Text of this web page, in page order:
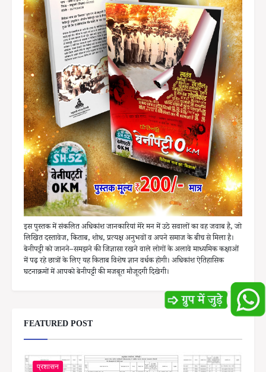
इस पुस्तक में संकलित अधिकांश जानकारियां मेरे मन में उठे सवालों का वह जवाब है, जो
लिखित दस्तावेज, किताब, शोध, प्रत्यक्ष अनुभवों व अपने समाज के बीच से मिला है।
बेनीपट्टी को जानने–समझने की जिज्ञासा रखने वाले लोगों के अलावे माध्यमिक कक्षाओं
में पढ़ रहे छात्रों के लिए यह किताब विशेष ज्ञान वर्धक होगी। अधिकांश ऐतिहासिक
घटनाक्रमों में आपको बेनीपट्टी की मजबूत मौजूदगी दिखेगी।
FEATURED POST
प्रशासन